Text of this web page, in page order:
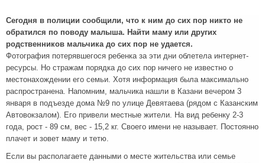
Сегодня в полиции сообщили, что к ним до сих пор никто не
обратился по поводу малыша. Найти маму или других
родственников мальчика до сих пор не удается.
Фотография потерявшегося ребенка за эти дни облетела интернет-
ресурсы. Но стражам порядка до сих пор ничего не известно о
местонахождении его семьи. Хотя информация была максимально
распространена. Напомним, мальчика нашли в Казани вечером 3
января в подъезде дома №9 по улице Девятаева (рядом с Казанским
Автовокзалом). Его привели местные жители. На вид ребенку 2-3
года, рост - 89 см, вес - 15,2 кг. Своего имени не называет. Постоянно
плачет и зовет маму и тетю.
Если вы располагаете данными о месте жительства или семье